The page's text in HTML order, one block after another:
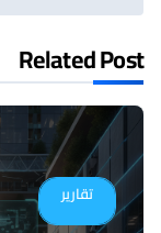
Related Post
تقارير